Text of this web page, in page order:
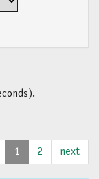
1 2 next